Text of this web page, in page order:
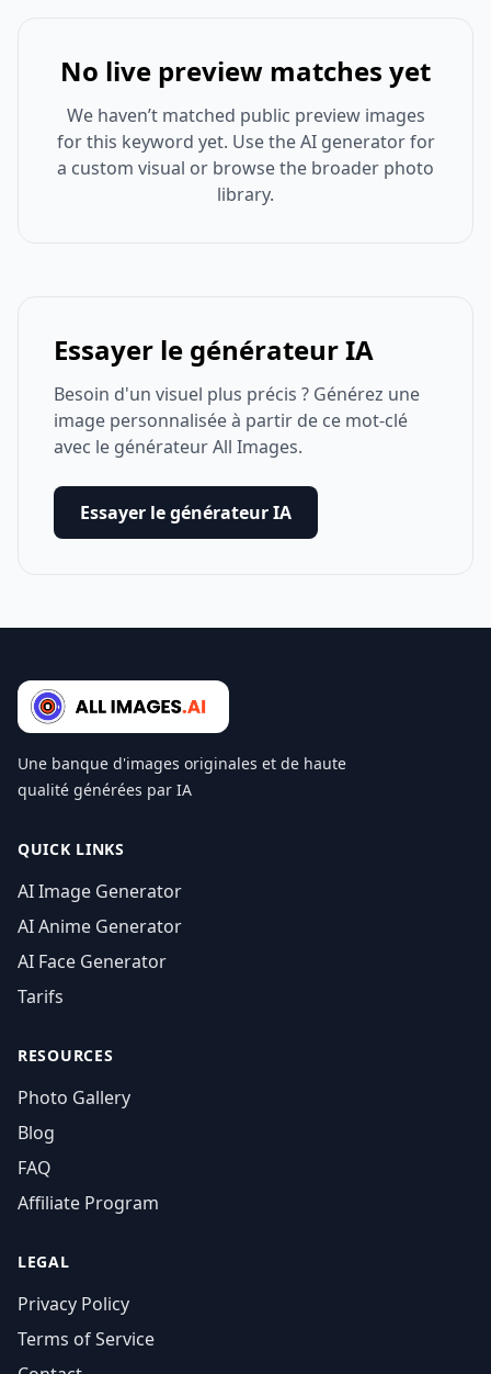
No live preview matches yet
We haven’t matched public preview images
for this keyword yet. Use the AI generator for
a custom visual or browse the broader photo
library.
Essayer le générateur IA
Besoin d'un visuel plus précis ? Générez une
image personnalisée à partir de ce mot-clé
avec le générateur All Images.
Essayer le générateur IA
Une banque d'images originales et de haute
qualité générées par IA
QUICK LINKS
AI Image Generator
AI Anime Generator
AI Face Generator
Tarifs
RESOURCES
Photo Gallery
Blog
FAQ
Affiliate Program
LEGAL
Privacy Policy
Terms of Service